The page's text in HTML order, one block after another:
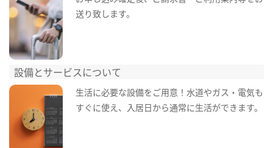
送り致します。
設備とサービスについて
生活に必要な設備をご用意！水道やガス・電気も
すぐに使え、入居日から通常に生活ができます。